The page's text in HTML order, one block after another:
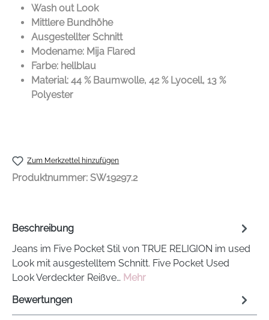
Wash out Look
Mittlere Bundhöhe
Ausgestellter Schnitt
Modename: Mija Flared
Farbe: hellblau
Material: 44 % Baumwolle, 42 % Lyocell, 13 %
Polyester
Zum Merkzettel hinzufügen
Produktnummer: SW19297.2
Beschreibung
Jeans im Five Pocket Stil von TRUE RELIGION im used
Look mit ausgestelltem Schnitt. Five Pocket Used
Look Verdeckter Reißve… Mehr
Bewertungen